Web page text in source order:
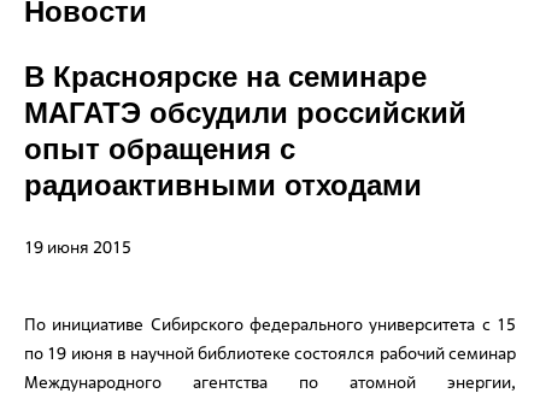
Новости
В Красноярске на семинаре
МАГАТЭ обсудили российский
опыт обращения с
радиоактивными отходами
19 июня 2015
По инициативе Сибирского федерального университета с 15
по 19 июня в научной библиотеке состоялся рабочий семинар
Международного агентства по атомной энергии,